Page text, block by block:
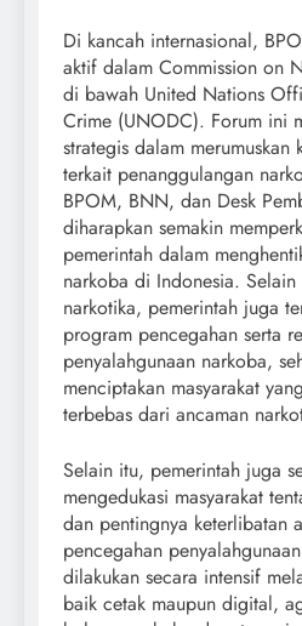
Di kancah internasional,
aktif dalam Commission on
di bawah United Nations
Crime (UNODC). Forum ini
strategis dalam
terkait penanggulangan
BPOM, BNN, dan Desk
diharapkan semakin
pemerintah dalam
narkoba di Indonesia.
narkotika, pemerintah juga
program pencegahan serta
penyalahgunaan narkoba,
menciptakan masyarakat
terbebas dari ancaman
Selain itu, pemerintah juga
mengedukasi masyarakat
dan pentingnya keterlibatan
pencegahan
dilakukan secara intensif
baik cetak maupun digital,